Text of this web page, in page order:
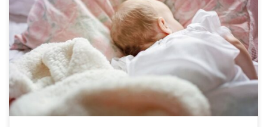
Bodenbetten gibt es in vielen verschiedenen Ausführungen. Doch
welches ist das richtige Bett für Ihr Kind? Wir geben Tipps, damit
Sie das perfekte Bodenbett finden! Was hat es mit dem
Bodenbett auf sich? Es gibt verschiedene Arten von Bodenbetten,
aber sie alle haben eines gemeinsam: Sie sind perfekt für kleine
[…]